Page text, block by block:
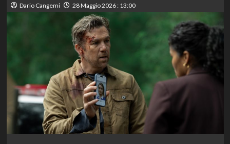
Dario Cangemi 28 Maggio 2026 : 13:00